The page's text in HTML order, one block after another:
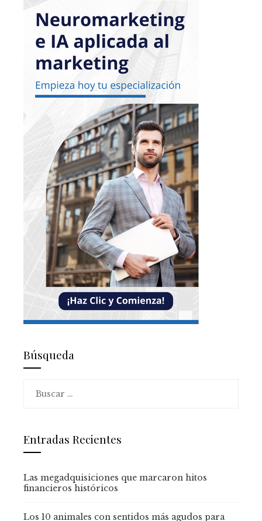
Búsqueda
Entradas Recientes
Las megadquisiciones que marcaron hitos
financieros históricos
Los 10 animales con sentidos más agudos para